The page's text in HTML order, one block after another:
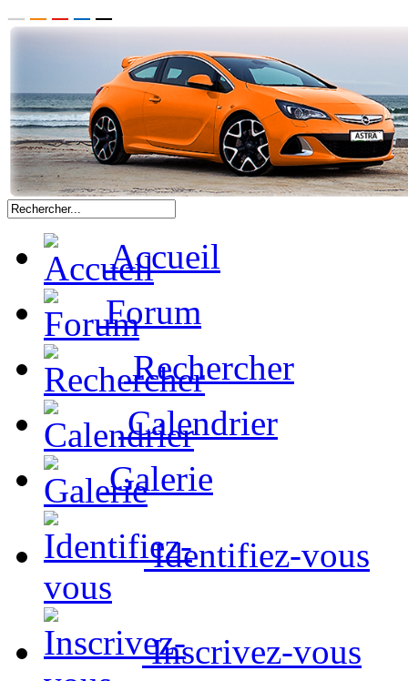
Accueil
Forum
Rechercher
Calendrier
Galerie
Identifiez-vous
Inscrivez-vous